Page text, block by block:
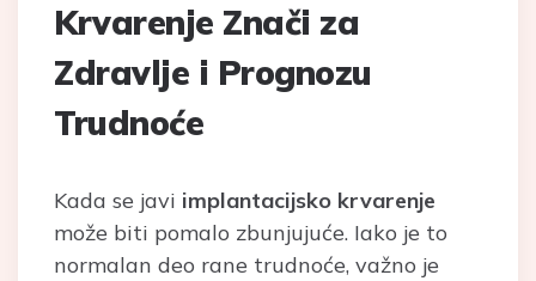
Krvarenje Znači za
Zdravlje i Prognozu
Trudnoće
Kada se javi implantacijsko krvarenje
može biti pomalo zbunjujuće. Iako je to
normalan deo rane trudnoće, važno je